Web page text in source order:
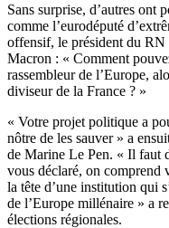
Sans surprise, d’autres ont
comme l’eurodéputé d’
offensif, le président du RN
Macron : « Comment
rassembleur de l’Europe,
diviseur de la France ? »
« Votre projet politique a
nôtre de les sauver» a
de Marine Le Pen. « Il faut
vous déclaré, on comprend
la tête d’une institution qui s
de l’Europe millénaire » a
élections régionales.